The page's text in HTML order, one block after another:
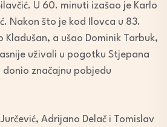
U 60. minuti izašao je Karlo
Nakon što je kod Ilovca u 83.
a ušao Dominik Tarbuk,
uživali u pogotku Stjepana
donio značajnu pobjedu
Adrijano Delač i Tomislav